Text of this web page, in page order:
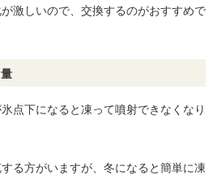
激しいので、交換するのがおすすめで
点下になると凍って噴射できなくなり
る方がいますが、冬になると簡単に凍